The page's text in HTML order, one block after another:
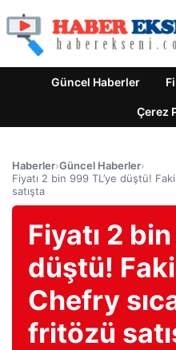
Güncel Haberler
Çerez
Haberler›Güncel Haberler›
Fiyatı 2 bin 999 TL’ye düştü!
satışta
Fiyatı 2
düştü!
Chefry
fritözü